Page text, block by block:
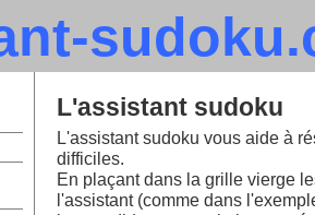
L'assistant sudoku
L'assistant sudoku vous aide à
difficiles.
En plaçant dans la grille vierge
l'assistant (comme dans